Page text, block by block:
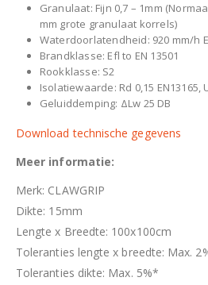
Granulaat: Fijn 0,7 – 1mm
mm grote granulaat korrels)
Waterdoorlatendheid: 920 mm/h
Brandklasse: Efl to EN 13501
Rookklasse: S2
Isolatiewaarde: Rd 0,15 EN13165,
Geluiddemping: ΔLw 25 DB
Download technische gegevens
Meer informatie:
Merk: CLAWGRIP
Dikte: 15mm
Lengte x Breedte: 100x100cm
Toleranties lengte x breedte: Max.
Toleranties dikte: Max. 5%*